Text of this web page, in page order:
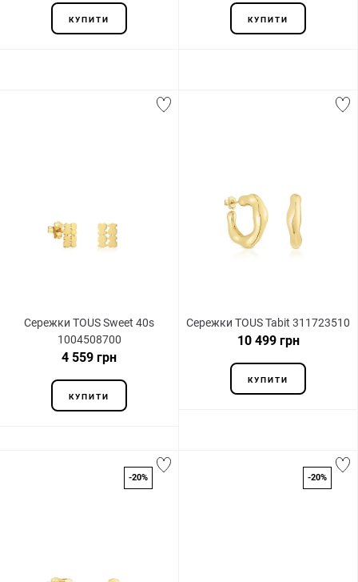
КУПИТИ КУПИТИ
Сережки TOUS Sweet 40s
1004508700
4 559 грн
КУПИТИ
Сережки TOUS Tabit 311723510
10 499 грн
КУПИТИ
-20% -20%